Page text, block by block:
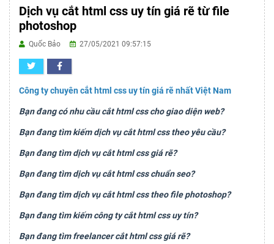
Dịch vụ cắt html css uy tín giá rẽ từ file
photoshop
Quốc Bảo 27/05/2021 09:57:15
Công ty chuyên cắt html css uy tín giá rẽ nhất Việt Nam
Bạn đang có nhu cầu cắt html css cho giao diện web?
Bạn đang tìm kiếm dịch vụ cắt html css theo yêu cầu?
Bạn đang tìm dịch vụ cắt html css giá rẽ?
Bạn đang tìm dịch vụ cắt html css chuẩn seo?
Bạn đang tìm dịch vụ cắt html css theo file photoshop?
Bạn đang tìm kiếm công ty cắt html css uy tín?
Bạn đang tìm freelancer cắt html css giá rẽ?